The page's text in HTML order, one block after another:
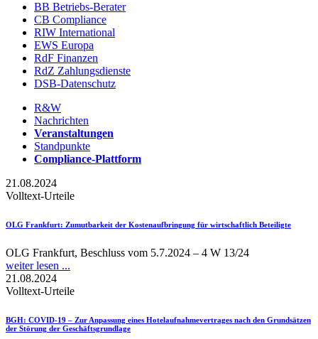
BB Betriebs-Berater
CB Compliance
RIW International
EWS Europa
RdF Finanzen
RdZ Zahlungsdienste
DSB-Datenschutz
R&W
Nachrichten
Veranstaltungen
Standpunkte
Compliance-Plattform
21.08.2024
Volltext-Urteile
OLG Frankfurt: Zumutbarkeit der Kostenaufbringung für wirtschaftlich Beteiligte
OLG Frankfurt, Beschluss vom 5.7.2024 – 4 W 13/24
weiter lesen ...
21.08.2024
Volltext-Urteile
BGH: COVID-19 – Zur Anpassung eines Hotelaufnahmevertrages nach den Grundsätzen
der Störung der Geschäftsgrundlage